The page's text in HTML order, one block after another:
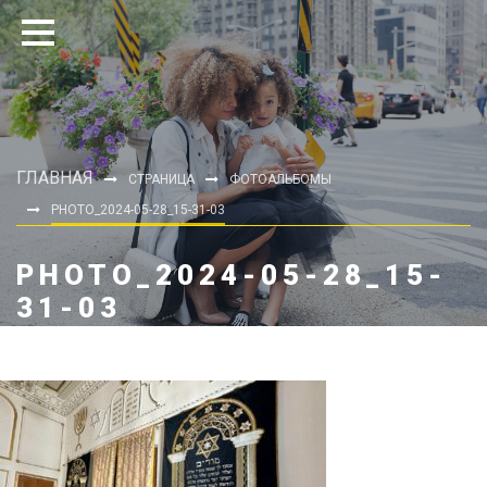
ГЛАВНАЯ СТРАНИЦА
ФОТОАЛЬБОМЫ
PHOTO_2024-05-28_15-31-03
PHOTO_2024-05-28_15-
31-03